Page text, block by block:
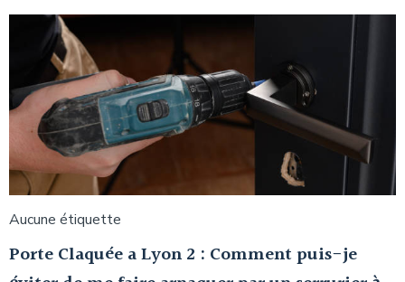
Aucune étiquette
Porte Claquée a Lyon 2 : Comment puis-je